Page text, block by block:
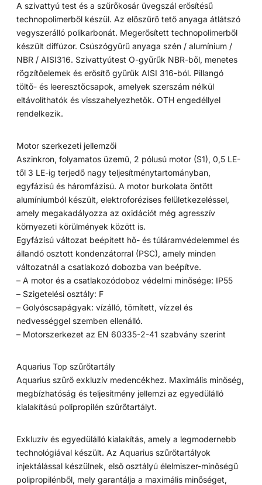
A szivattyú test és a szűrőkosár üvegszál erősítésű
technopolimerből készül. Az előszűrő tető anyaga átlátszó
vegyszerálló polikarbonát. Megerősített technopolimerből
készült diffúzor. Csúszógyűrű anyaga szén / alumínium /
NBR / AISI316. Szivattyútest O-gyűrűk NBR-ből, menetes
rögzítőelemek és erősítő gyűrűk AISI 316-ból. Pillangó
töltő- és leeresztőcsapok, amelyek szerszám nélkül
eltávolíthatók és visszahelyezhetők. OTH engedéllyel
rendelkezik.
Motor szerkezeti jellemzői
Aszinkron, folyamatos üzemű, 2 pólusú motor (S1), 0,5 LE-
től 3 LE-ig terjedő nagy teljesítménytartományban,
egyfázisú és háromfázisú. A motor burkolata öntött
alumíniumból készült, elektroforézises felületkezeléssel,
amely megakadályozza az oxidációt még agresszív
környezeti körülmények között is.
Egyfázisú változat beépített hő- és túláramvédelemmel és
állandó osztott kondenzátorral (PSC), amely minden
változatnál a csatlakozó dobozba van beépítve.
– A motor és a csatlakozódoboz védelmi minősége: IP55
– Szigetelési osztály: F
– Golyóscsapágyak: vízálló, tömített, vízzel és
nedvességgel szemben ellenálló.
– Motorszerkezet az EN 60335-2-41 szabvány szerint
Aquarius Top szűrőtartály
Aquarius szűrő exkluzív medencékhez. Maximális minőség,
megbízhatóság és teljesítmény jellemzi az egyedülálló
kialakítású polipropilén szűrőtartályt.
Exkluzív és egyedülálló kialakítás, amely a legmodernebb
technológiával készült. Az Aquarius szűrőtartályok
injektálással készülnek, első osztályú élelmiszer-minőségű
polipropilénből, mely garantálja a maximális minőséget,